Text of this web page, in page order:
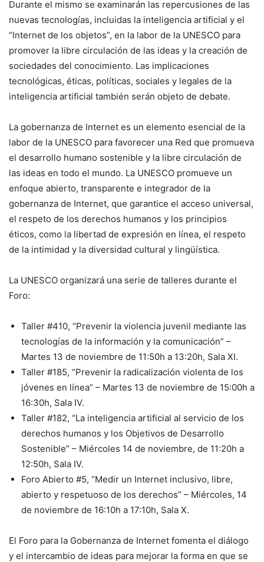
Durante el mismo se examinarán las repercusiones de las
nuevas tecnologías, incluidas la inteligencia artificial y el
“Internet de los objetos”, en la labor de la UNESCO para
promover la libre circulación de las ideas y la creación de
sociedades del conocimiento. Las implicaciones
tecnológicas, éticas, políticas, sociales y legales de la
inteligencia artificial también serán objeto de debate.
La gobernanza de Internet es un elemento esencial de la
labor de la UNESCO para favorecer una Red que promueva
el desarrollo humano sostenible y la libre circulación de
las ideas en todo el mundo. La UNESCO promueve un
enfoque abierto, transparente e integrador de la
gobernanza de Internet, que garantice el acceso universal,
el respeto de los derechos humanos y los principios
éticos, como la libertad de expresión en línea, el respeto
de la intimidad y la diversidad cultural y lingüística.
La UNESCO organizará una serie de talleres durante el
Foro:
Taller #410, “Prevenir la violencia juvenil mediante las
tecnologías de la información y la comunicación” –
Martes 13 de noviembre de 11:50h a 13:20h, Sala XI.
Taller #185, “Prevenir la radicalización violenta de los
jóvenes en línea” – Martes 13 de noviembre de 15:00h a
16:30h, Sala IV.
Taller #182, “La inteligencia artificial al servicio de los
derechos humanos y los Objetivos de Desarrollo
Sostenible” – Miércoles 14 de noviembre, de 11:20h a
12:50h, Sala IV.
Foro Abierto #5, “Medir un Internet inclusivo, libre,
abierto y respetuoso de los derechos” – Miércoles, 14
de noviembre de 16:10h a 17:10h, Sala X.
El Foro para la Gobernanza de Internet fomenta el diálogo
y el intercambio de ideas para mejorar la forma en que se